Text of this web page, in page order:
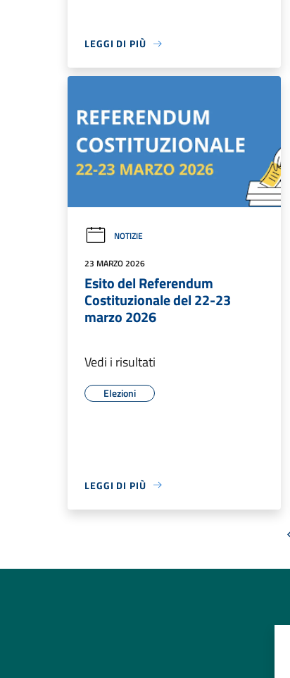
LEGGI DI PIÙ
NOTIZIE
23 MARZO 2026
Esito del Referendum
Costituzionale del 22-23
marzo 2026
Vedi i risultati
Elezioni
LEGGI DI PIÙ